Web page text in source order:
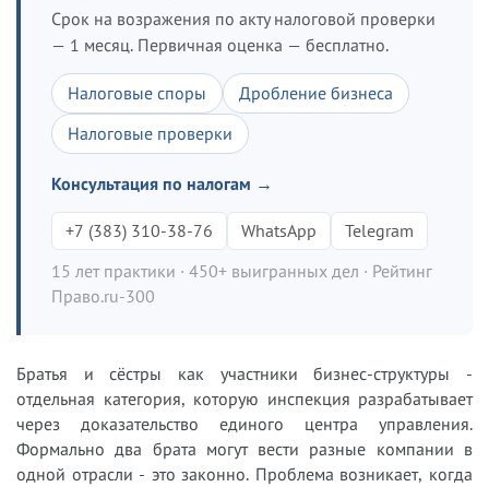
Срок на возражения по акту налоговой проверки
— 1 месяц. Первичная оценка — бесплатно.
Налоговые споры
Дробление бизнеса
Налоговые проверки
Консультация по налогам →
+7 (383) 310-38-76 WhatsApp
Telegram
15 лет практики · 450+ выигранных дел · Рейтинг
Право.ru-300
Братья и сёстры как участники бизнес-структуры -
отдельная категория, которую инспекция разрабатывает
через доказательство единого центра управления.
Формально два брата могут вести разные компании в
одной отрасли - это законно. Проблема возникает, когда